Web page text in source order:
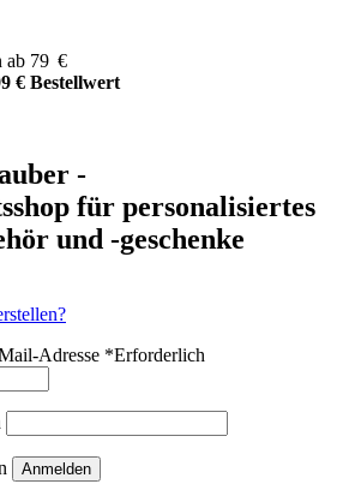
ab 79 €
€ Bestellwert
-
für personalisiertes
und -geschenke
Adresse *Erforderlich
Anmelden